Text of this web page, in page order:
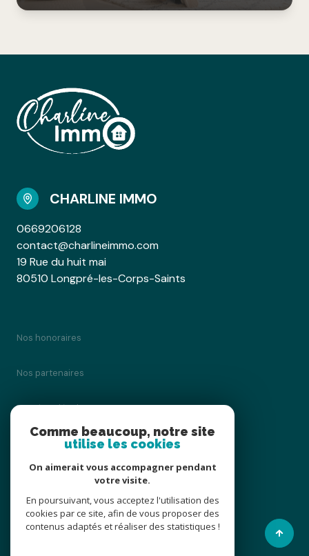
CHARLINE IMMO
0669206128
contact@charlineimmo.com
19 Rue du huit mai
80510 Longpré-les-Corps-Saints
Nos honoraires
Nos partenaires
Mentions légales
Cookies
Comme beaucoup, notre site
utilise les cookies
On aimerait vous accompagner pendant
votre visite.
En poursuivant, vous acceptez l'utilisation des
cookies par ce site, afin de vous proposer des
contenus adaptés et réaliser des statistiques !